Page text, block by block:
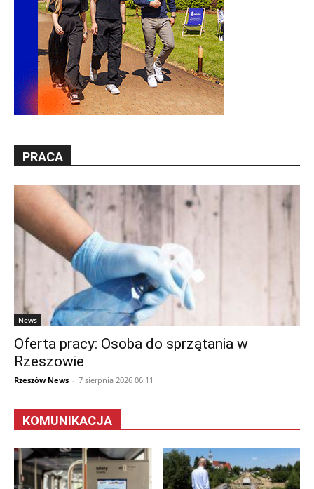
PRACA
News
Oferta pracy: Osoba do sprzątania w
Rzeszowie
Rzeszów News - 7 sierpnia 2026 06:11
KOMUNIKACJA